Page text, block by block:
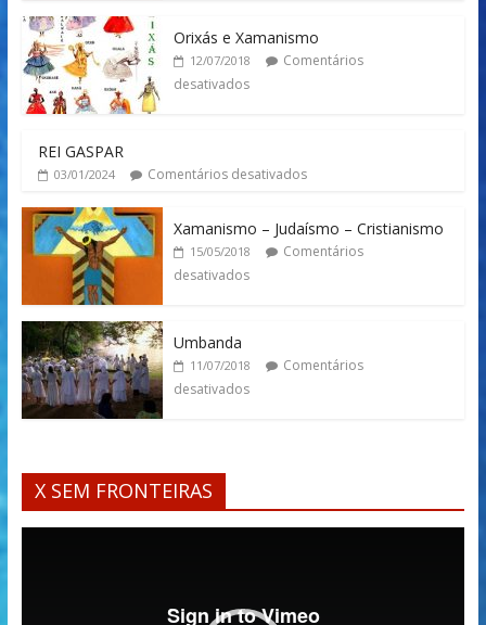
Orixás e Xamanismo
12/07/2018
Comentários
desativados
REI GASPAR
03/01/2024 Comentários desativados
Xamanismo – Judaísmo – Cristianismo
15/05/2018
Comentários
desativados
Umbanda
11/07/2018
Comentários
desativados
X SEM FRONTEIRAS